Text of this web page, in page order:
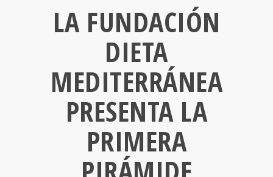
LA FUNDACIÓN
DIETA
MEDITERRÁNEA
PRESENTA LA
PRIMERA